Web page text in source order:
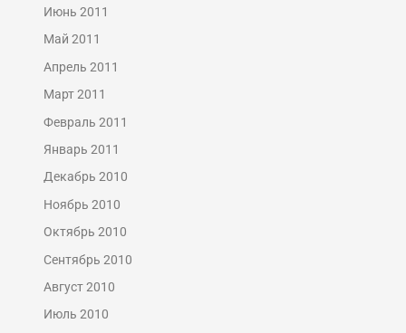
Июнь 2011
Май 2011
Апрель 2011
Март 2011
Февраль 2011
Январь 2011
Декабрь 2010
Ноябрь 2010
Октябрь 2010
Сентябрь 2010
Август 2010
Июль 2010